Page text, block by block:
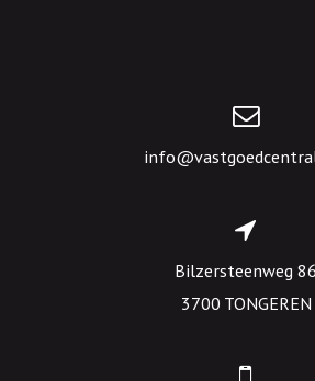
Bilzersteenweg 86
3700 TONGEREN